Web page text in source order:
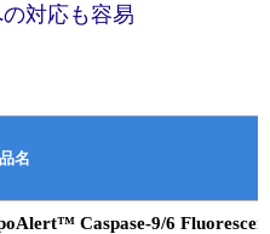
・家畜他）
対応も容易
名
Caspase-9/6